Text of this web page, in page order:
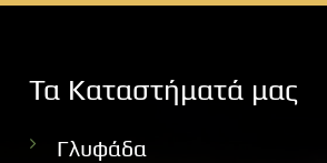
Τα Καταστήματά μας
Γλυφάδα